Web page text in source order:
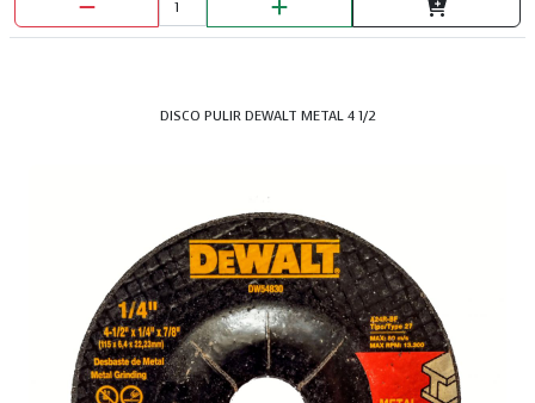
LAVAP.1 X 50 MON AQUAV POC.IZQ
DISCO PULIR DEWALT METAL 4 1/2